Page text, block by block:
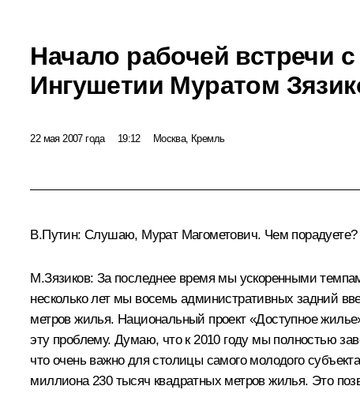
Начало рабочей встречи
Ингушетии Муратом
22 мая 2007 года 19:12 Москва, Кремль
В.Путин: Слушаю, Мурат Магометович. Чем порадуете?
М.Зязиков: За последнее время мы ускоренными
несколько лет мы восемь административных задний
метров жилья. Национальный проект «Доступное
эту проблему. Думаю, что к 2010 году мы полностью
что очень важно для столицы самого молодого
миллиона 230 тысяч квадратных метров жилья. Это